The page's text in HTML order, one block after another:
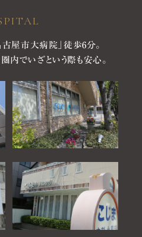
屋市大病院」徒歩6分。
内でいざという際も安心。